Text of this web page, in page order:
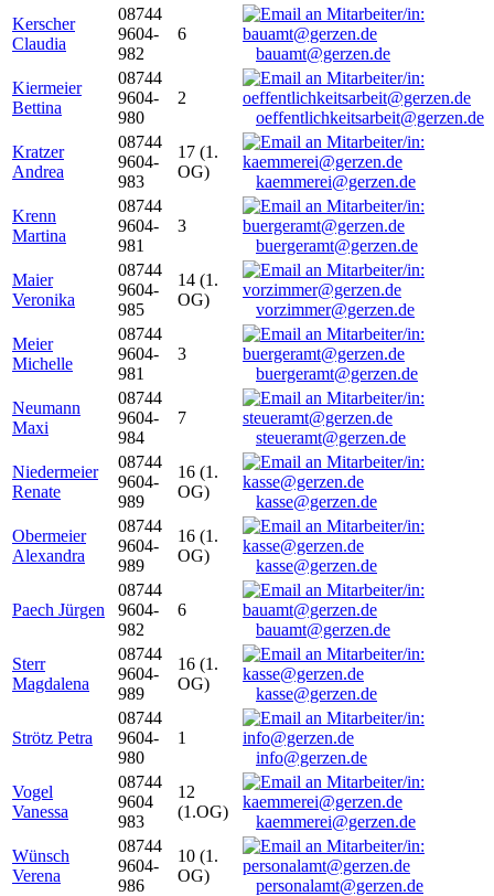
Kerscher
Claudia
08744
9604-
982
6
bauamt@gerzen.de
Kiermeier
Bettina
08744
9604-
980
2
oeffentlichkeitsarbeit@gerzen.de
Kratzer
Andrea
08744
9604-
983
17 (1.
OG)
kaemmerei@gerzen.de
Krenn
Martina
08744
9604-
981
3
buergeramt@gerzen.de
Maier
Veronika
08744
9604-
985
14 (1.
OG)
vorzimmer@gerzen.de
Meier
Michelle
08744
9604-
981
3
buergeramt@gerzen.de
Neumann
Maxi
08744
9604-
984
7
steueramt@gerzen.de
Niedermeier
Renate
08744
9604-
989
16 (1.
OG)
kasse@gerzen.de
Obermeier
Alexandra
08744
9604-
989
16 (1.
OG)
kasse@gerzen.de
Paech Jürgen
08744
9604-
982
6
bauamt@gerzen.de
Sterr
Magdalena
08744
9604-
989
16 (1.
OG)
kasse@gerzen.de
Strötz Petra
08744
9604-
980
1
info@gerzen.de
Vogel
Vanessa
08744
9604
983
12
(1.OG)
kaemmerei@gerzen.de
Wünsch
Verena
08744
9604-
986
10 (1.
OG)
personalamt@gerzen.de